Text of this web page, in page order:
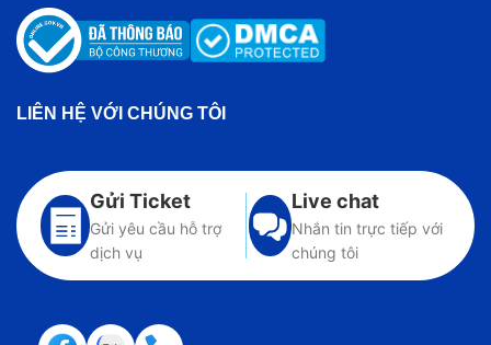
LIÊN HỆ VỚI CHÚNG TÔI
Gửi Ticket
Gửi yêu cầu hỗ trợ
dịch vụ
Live chat
Nhắn tin trực tiếp với
chúng tôi